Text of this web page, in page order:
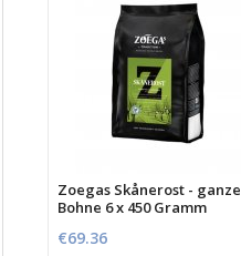
Zoegas Skånerost - ganze
Bohne 6 x 450 Gramm
€69.36